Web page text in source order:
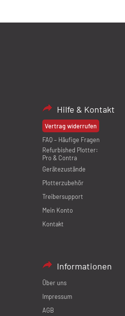
Hilfe & Kontakt
Vertrag widerrufen
FAQ – Häufige Fragen
Refurbished Plotter:
Pro & Contra
Gerätezustände
Plotterzubehör
Treibersupport
Mein Konto
Kontakt
Informationen
Über uns
Impressum
AGB